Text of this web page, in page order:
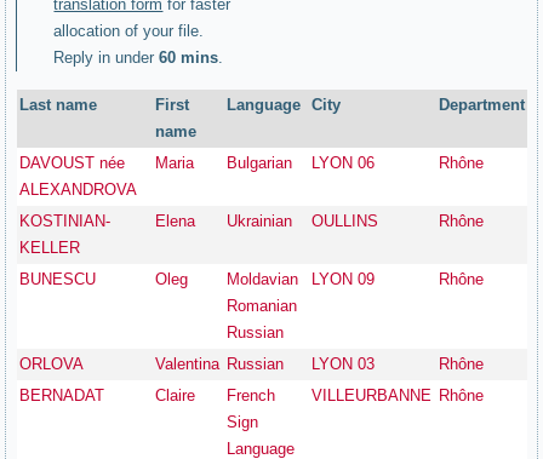
translation form for faster
allocation of your file.
Reply in under60 mins.
Last name
First
name
Language City Department
DAVOUST née
ALEXANDROVA
Maria Bulgarian LYON 06 Rhône
KOSTINIAN-
KELLER
Elena Ukrainian OULLINS Rhône
BUNESCU Oleg
Moldavian
Romanian
Russian
LYON 09 Rhône
ORLOVA Valentina Russian LYON 03
Rhône
BERNADAT
Claire
French
Sign
Language
VILLEURBANNE Rhône